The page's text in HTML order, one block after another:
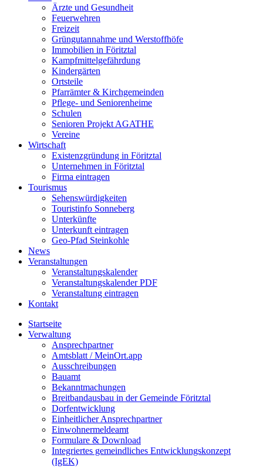
Ärzte und Gesundheit
Feuerwehren
Freizeit
Grüngutannahme und Werstoffhöfe
Immobilien in Föritztal
Kampfmittelgefährdung
Kindergärten
Ortsteile
Pfarrämter & Kirchgemeinden
Pflege- und Seniorenheime
Schulen
Senioren Projekt AGATHE
Vereine
Wirtschaft
Existenzgründung in Föritztal
Unternehmen in Föritztal
Firma eintragen
Tourismus
Sehenswürdigkeiten
Touristinfo Sonneberg
Unterkünfte
Unterkunft eintragen
Geo-Pfad Steinkohle
News
Veranstaltungen
Veranstaltungskalender
Veranstaltungskalender PDF
Veranstaltung eintragen
Kontakt
Startseite
Verwaltung
Ansprechpartner
Amtsblatt / MeinOrt.app
Ausschreibungen
Bauamt
Bekanntmachungen
Breitbandausbau in der Gemeinde Föritztal
Dorfentwicklung
Einheitlicher Ansprechpartner
Einwohnermeldeamt
Formulare & Download
Integriertes gemeindliches Entwicklungskonzept
(IgEK)